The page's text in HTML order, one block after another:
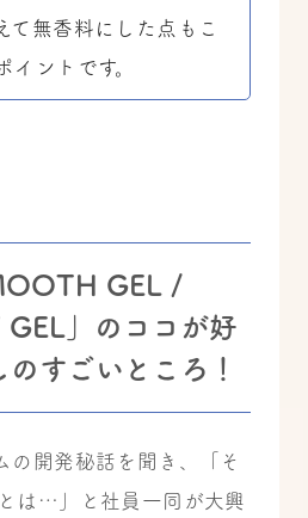
て無香料にした点もこ
イントです。
GEL /
」のココが好
すごいところ！
の開発秘話を聞き、「そ
は…」と社員一同が大興